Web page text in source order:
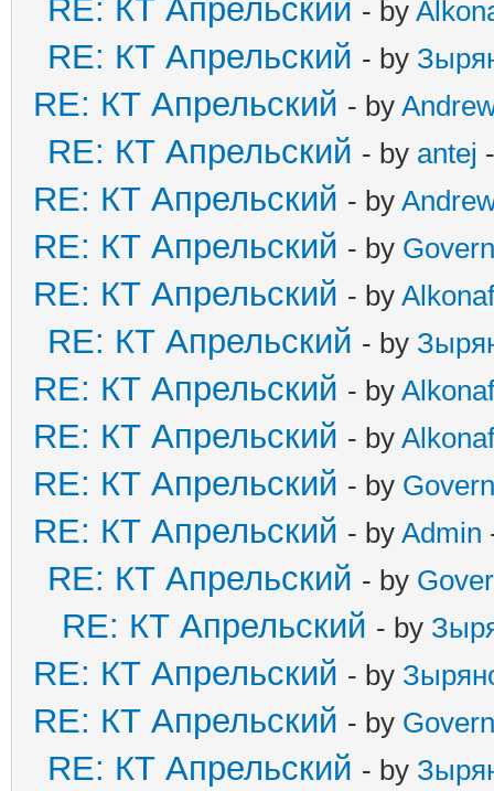
RE: КТ Апрельский - by
RE: КТ Апрельский - by
RE: КТ Апрельский - by
RE: КТ Апрельский - by antej
RE: КТ Апрельский - by
RE: КТ Апрельский - by
RE: КТ Апрельский - by
RE: КТ Апрельский - by
RE: КТ Апрельский - by
RE: КТ Апрельский - by
RE: КТ Апрельский - by
RE: КТ Апрельский - by Admin
RE: КТ Апрельский - by
RE: КТ Апрельский - by
RE: КТ Апрельский - by
RE: КТ Апрельский - by
RE: КТ Апрельский - by